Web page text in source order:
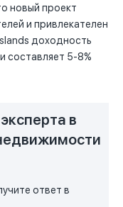
новый проект
и привлекателен
доходность
составляет 5-8%
в
ответ в